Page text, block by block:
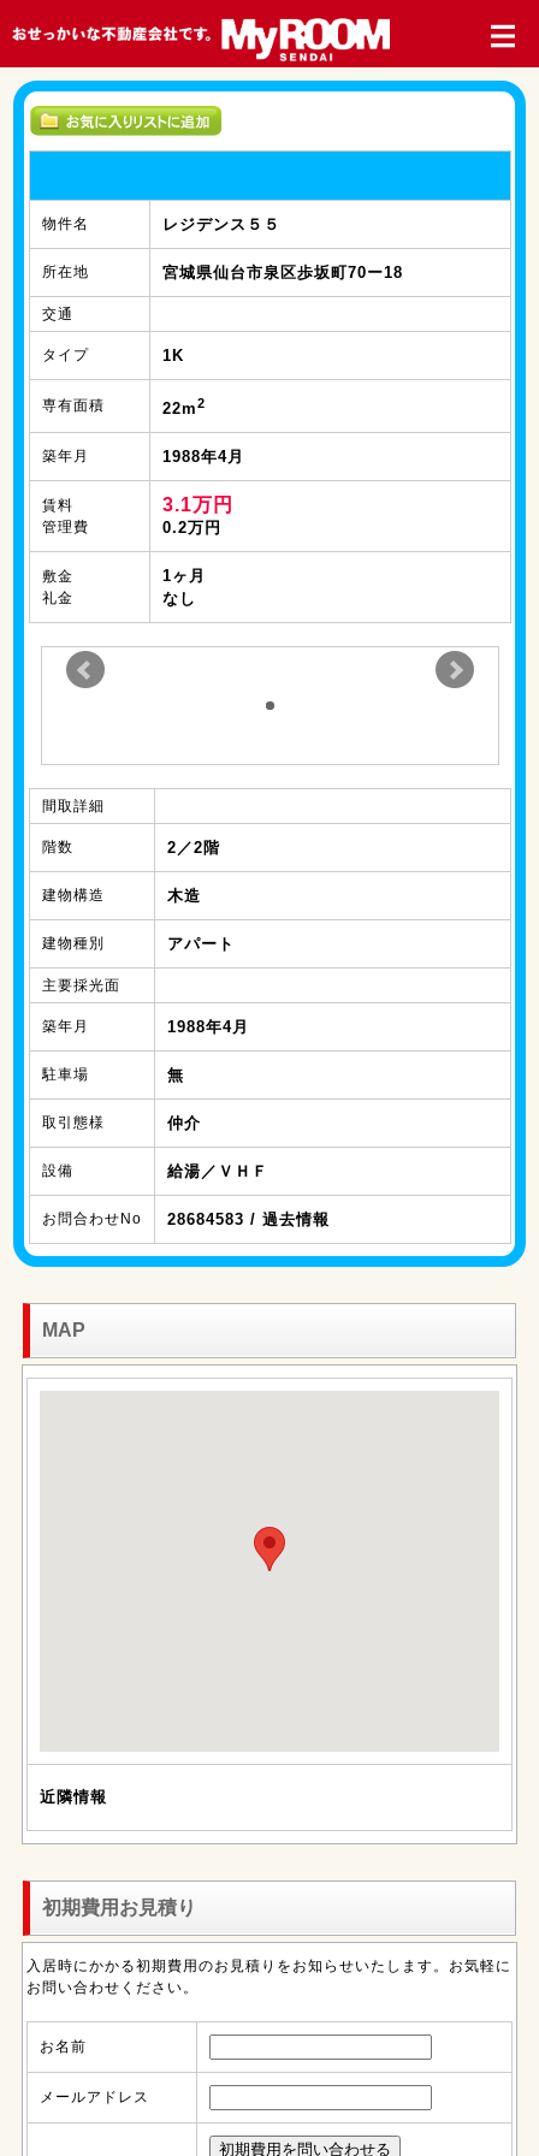
物件名 レジデンス５５
所在地 宮城県仙台市泉区歩坂町70ー18
交通
タイプ 1K
専有面積 22m2
築年月 1988年4月
賃料
管理費
3.1万円
0.2万円
敷金
礼金
1ヶ月
なし
間取詳細
階数 2／2階
建物構造 木造
建物種別 アパート
主要採光面
築年月 1988年4月
駐車場 無
取引態様 仲介
設備 給湯／ＶＨＦ
お問合わせNo 28684583 / 過去情報
MAP
近隣情報
初期費用お見積り
入居時にかかる初期費用のお見積りをお知らせいたします。お気軽に
お問い合わせください。
お名前
メールアドレス